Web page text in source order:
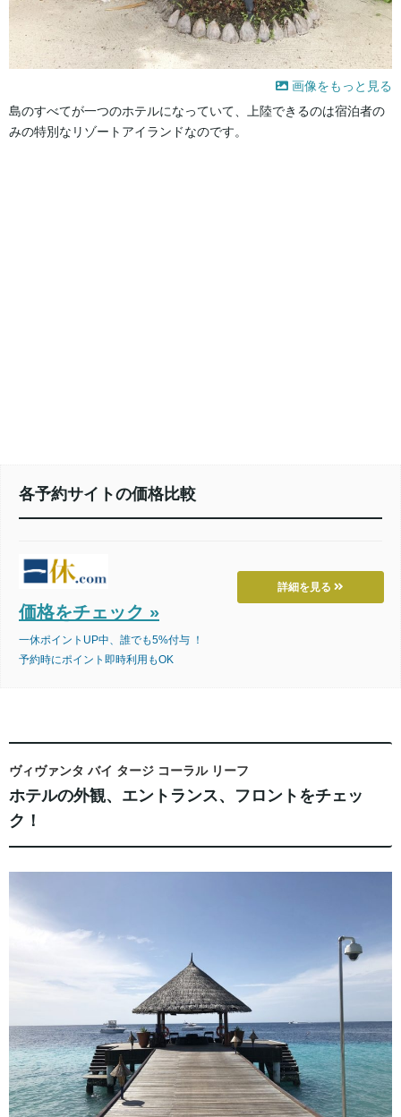
画像をもっと見る
島のすべてが一つのホテルになっていて、上陸できるのは宿泊者の
みの特別なリゾートアイランドなのです。
各予約サイトの価格比較
詳細を見る
価格をチェック »
一休ポイントUP中、誰でも5%付与 ！
予約時にポイント即時利用もOK
ヴィヴァンタ バイ タージ コーラル リーフ
ホテルの外観、エントランス、フロントをチェッ
ク！